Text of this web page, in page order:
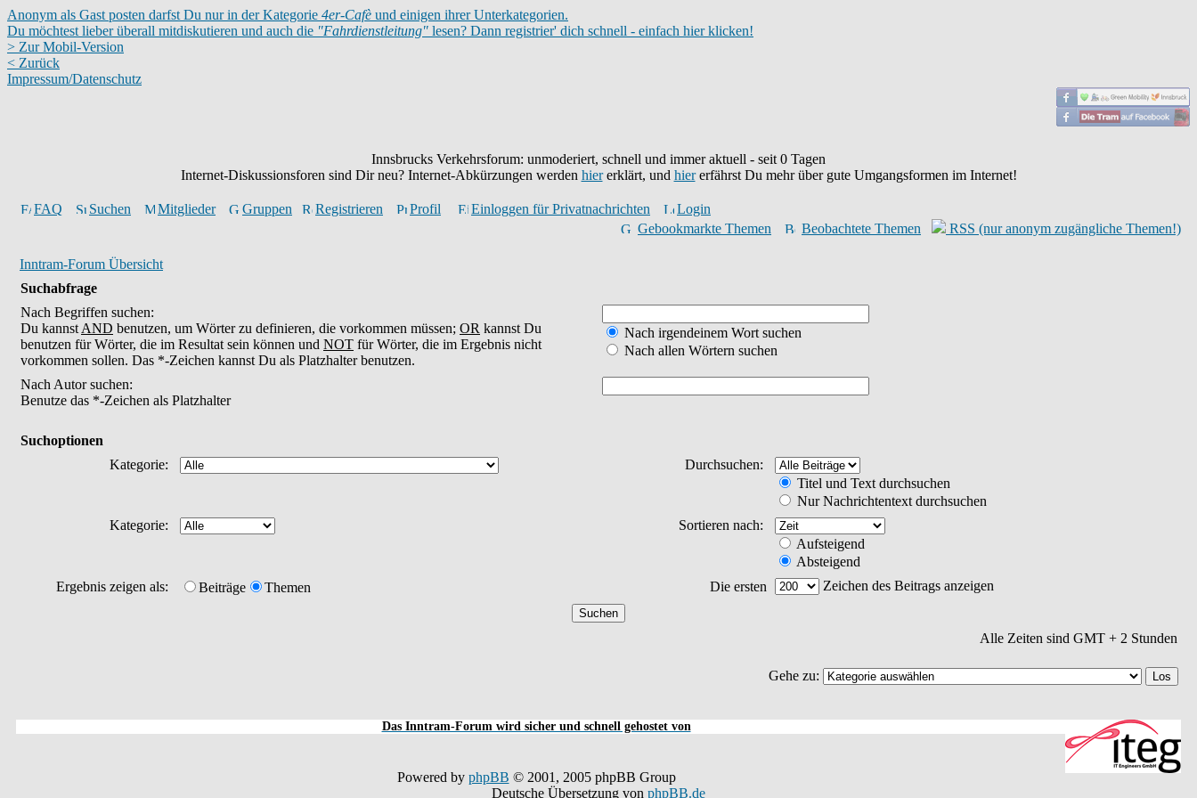
Anonym als Gast posten darfst Du nur in der Kategorie 4er-Cafè und einigen ihrer Unterkategorien.
Du möchtest lieber überall mitdiskutieren und auch die "Fahrdienstleitung" lesen? Dann registrier' dich schnell - einfach hier klicken!
> Zur Mobil-Version
< Zurück
Impressum/Datenschutz
Innsbrucks Verkehrsforum: unmoderiert, schnell und immer aktuell - seit 0 Tagen
Internet-Diskussionsforen sind Dir neu? Internet-Abkürzungen werden hiererklärt, und hiererfährst Du mehr über gute Umgangsformen im Internet!
FAQ Suchen Mitglieder Gruppen Registrieren Profil Einloggen für Privatnachrichten
Login
Gebookmarkte Themen
Beobachtete Themen RSS (nur anonym zugängliche Themen!)
Inntram-Forum Übersicht
Suchabfrage
Nach Begriffen suchen:
Du kannst AND benutzen, um Wörter zu definieren, die vorkommen müssen; OR kannst Du
benutzen für Wörter, die im Resultat sein können und NOT für Wörter, die im Ergebnis nicht
vorkommen sollen. Das *-Zeichen kannst Du als Platzhalter benutzen.
Nach irgendeinem Wort suchen
Nach allen Wörtern suchen
Nach Autor suchen:
Benutze das *-Zeichen als Platzhalter
Suchoptionen
Kategorie:
Durchsuchen:
Titel und Text durchsuchen
Nur Nachrichtentext durchsuchen
Kategorie:
Sortieren nach:
Aufsteigend
Absteigend
Ergebnis zeigen als:
Beiträge Themen Die ersten Zeichen des Beitrags anzeigen
Alle Zeiten sind GMT + 2 Stunden
Gehe zu:
Das Inntram-Forum wird sicher und schnell gehostet von
Powered by phpBB © 2001, 2005 phpBB Group
Deutsche Übersetzung von phpBB.de